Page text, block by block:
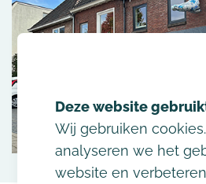
Wij gebruiken
analyseren we het
website en